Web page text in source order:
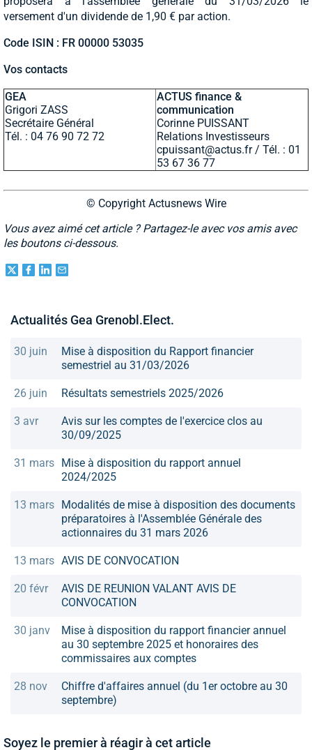
versement d'un dividende de 1,90 € par action.
Code ISIN : FR 00000 53035
Vos contacts
GEA
Grigori ZASS
Secrétaire Général
Tél. : 04 76 90 72 72
ACTUS finance &
communication
Corinne PUISSANT
Relations Investisseurs
cpuissant@actus.fr/ Tél. : 01
53 67 36 77
© Copyright Actusnews Wire
Vous avez aimé cet article ? Partagez-le avec vos amis avec
les boutons ci-dessous.
Actualités Gea Grenobl.Elect.
30 juin
Mise à disposition du Rapport financier
semestriel au 31/03/2026
26 juin Résultats semestriels 2025/2026
3 avr
Avis sur les comptes de l'exercice clos au
30/09/2025
31 mars Mise à disposition du rapport annuel
2024/2025
13 mars Modalités de mise à disposition des documents
préparatoires à l'Assemblée Générale des
actionnaires du 31 mars 2026
13 mars AVIS DE CONVOCATION
20 févr
AVIS DE REUNION VALANT AVIS DE
CONVOCATION
30 janv
Mise à disposition du rapport financier annuel
au 30 septembre 2025 et honoraires des
commissaires aux comptes
28 nov
Chiffre d'affaires annuel (du 1er octobre au 30
septembre)
Soyez le premier à réagir à cet article